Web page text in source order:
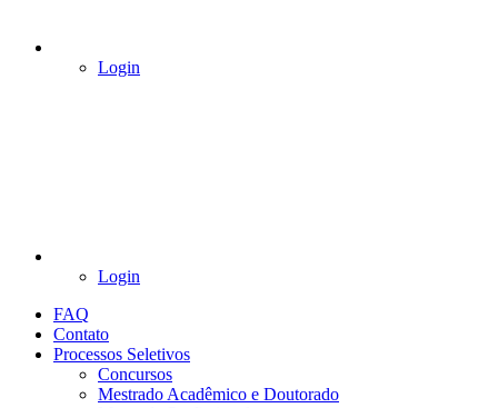
Login
Login
FAQ
Contato
Processos Seletivos
Concursos
Mestrado Acadêmico e Doutorado